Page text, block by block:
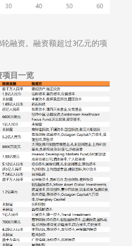
融资。融资额超过3亿元的项
项目一览